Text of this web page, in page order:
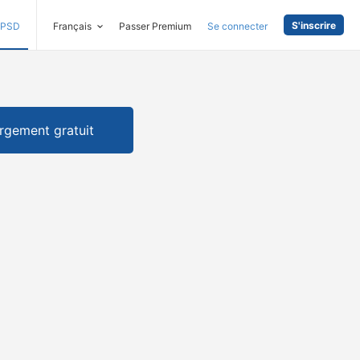
PSD Français Passer Premium Se connecter S'inscrire
gratuit